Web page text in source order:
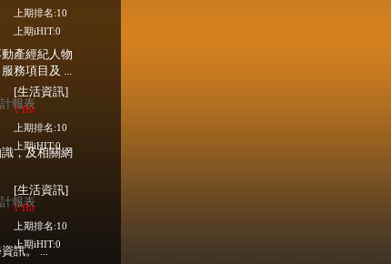
上期排名:10
上期iHIT:0
產經紀人物
務項目及 ...
[生活資訊]
1 Hit
上期排名:10
上期iHIT:0
報表
，及相關網
[生活資訊]
1 Hit
上期排名:10
上期iHIT:0
報表
訊。 ...